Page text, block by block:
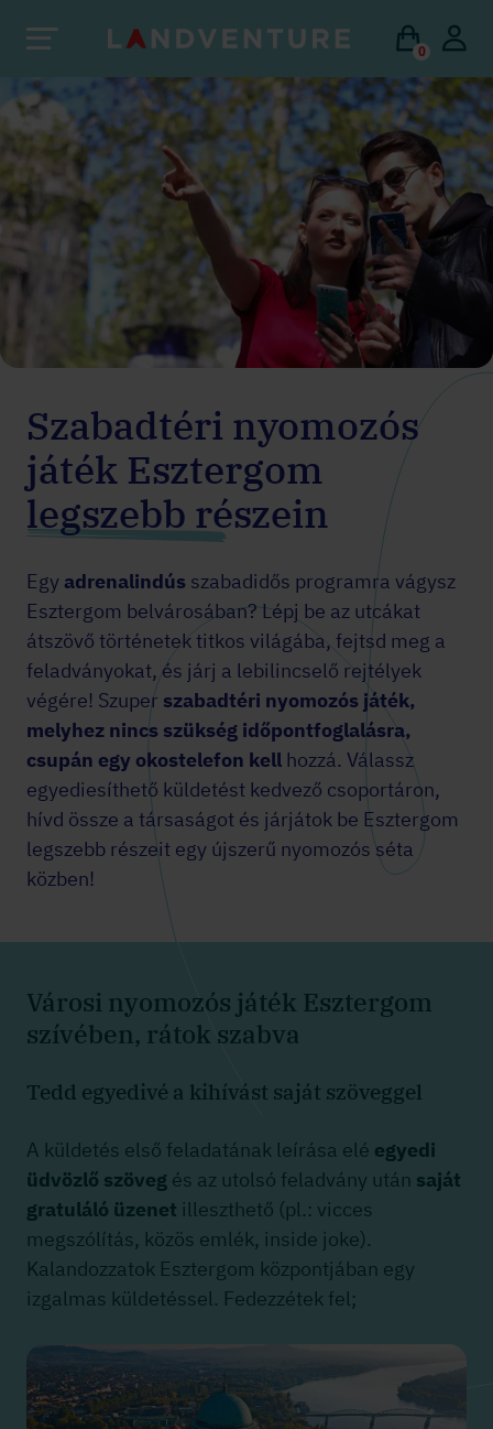
0
Szabadtéri nyomozós
játék Esztergom
legszebb részein
Egy adrenalindús szabadidős programra vágysz
Esztergom belvárosában? Lépj be az utcákat
átszövő történetek titkos világába, fejtsd meg a
feladványokat, és járj a lebilincselő rejtélyek
végére! Szuper szabadtéri nyomozós játék,
melyhez nincs szükség időpontfoglalásra,
csupán egy okostelefon kell hozzá. Válassz
egyediesíthető küldetést kedvező csoportáron,
hívd össze a társaságot és járjátok be Esztergom
legszebb részeit egy újszerű nyomozós séta
közben!
Városi nyomozós játék Esztergom
szívében, rátok szabva
Tedd egyedivé a kihívást saját szöveggel
A küldetés első feladatának leírása elé egyedi
üdvözlő szöveg és az utolsó feladvány után saját
gratuláló üzenet illeszthető (pl.: vicces
megszólítás, közös emlék, inside joke).
Kalandozzatok Esztergom központjában egy
izgalmas küldetéssel. Fedezzétek fel;